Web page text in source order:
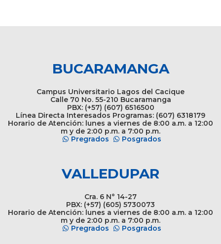
BUCARAMANGA
Campus Universitario Lagos del Cacique
Calle 70 No. 55-210 Bucaramanga
PBX: (+57) (607) 6516500
Línea Directa Interesados Programas: (607) 6318179
Horario de Atención: lunes a viernes de 8:00 a.m. a 12:00
m y de 2:00 p.m. a 7:00 p.m.
Pregrados
Posgrados
VALLEDUPAR
Cra. 6 N° 14-27
PBX: (+57) (605) 5730073
Horario de Atención: lunes a viernes de 8:00 a.m. a 12:00
m y de 2:00 p.m. a 7:00 p.m.
Pregrados
Posgrados